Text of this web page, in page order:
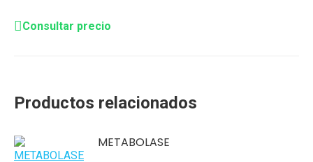
Consultar precio
Productos relacionados
METABOLASE